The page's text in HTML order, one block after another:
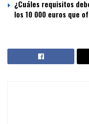
¿Cuáles requisitos
los 10 000 euros que